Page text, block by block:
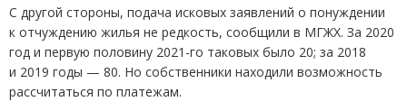
С другой стороны, подача исковых заявлений о понуждении
к отчуждению жилья не редкость, сообщили в МГЖХ. За 2020
год и первую половину 2021-го таковых было 20; за 2018
и 2019 годы — 80. Но собственники находили возможность
рассчитаться по платежам.